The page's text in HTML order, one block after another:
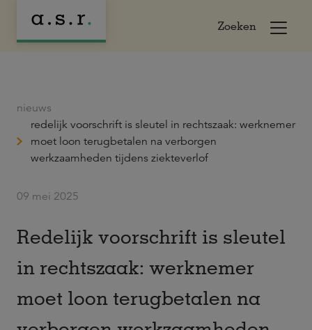
Zoeken
nieuws
redelijk voorschrift is sleutel in rechtszaak: werknemer
moet loon terugbetalen na verborgen
werkzaamheden tijdens ziekteverlof
09 mei 2025
Redelijk voorschrift is sleutel
in rechtszaak: werknemer
moet loon terugbetalen na